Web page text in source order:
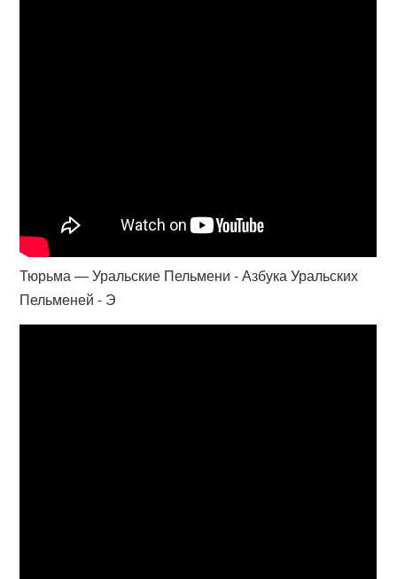
Тюрьма — Уральские Пельмени - Азбука Уральских
Пельменей - Э